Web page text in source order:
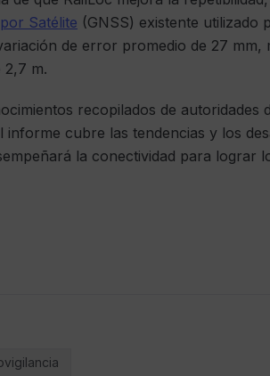
Satélite (GNSS) existente utilizado
de error promedio de 27 mm,
m.
recopilados de
informe cubre las tendencias y los
la conectividad para lograr